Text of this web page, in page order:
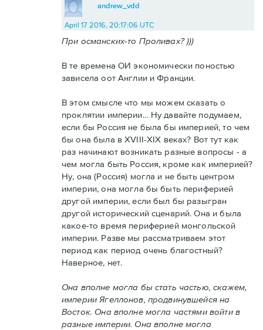
andrew_vdd
April 17 2016, 20:17:06 UTC
При османских-то Проливах? )))
В те времена ОИ экономически поностью
зависела оот Англии и Франции.
В этом смысле что мы можем сказать о
проклятии империи… Ну давайте подумаем,
если бы Россия не была бы империей, то чем
бы она была в XVIII-XIX веках? Вот тут как
раз начинают возникать разные вопросы - а
чем могла быть Россия, кроме как империей?
Ну, она (Россия) могла и не быть центром
империи, она могла бы быть периферией
другой империи, если был бы разыгран
другой исторический сценарий. Она и была
какое-то время периферией монгольской
империи. Разве мы рассматриваем этот
период как период очень благостный?
Наверное, нет.
Она вполне могла бы стать частью, скажем,
империи Ягеллонов, продвинувшейся на
Восток. Она вполне могла частями войти в
разные империи. Она вполне могла